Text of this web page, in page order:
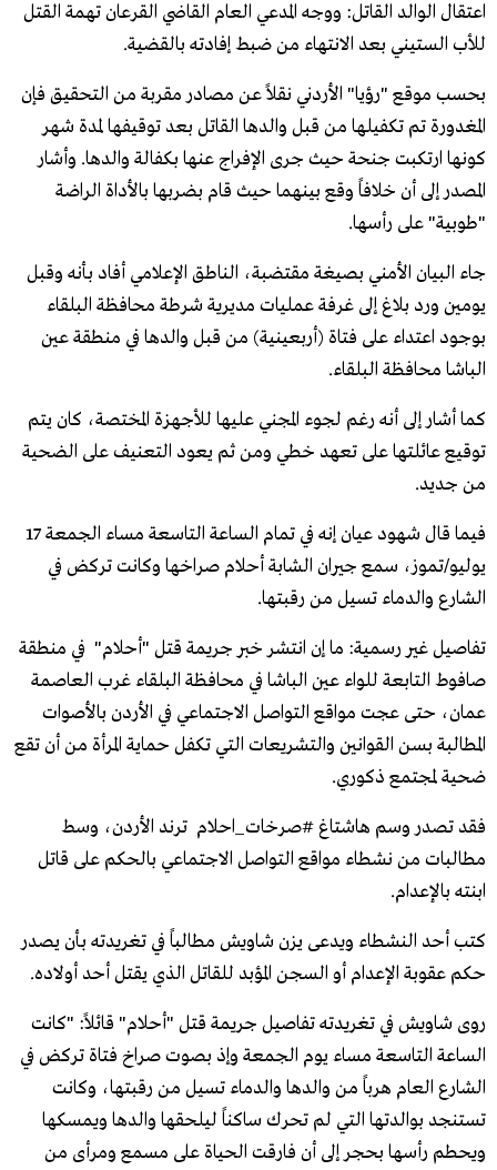
اعتقال الوالد القاتل: ووجه المدعي العام القاضي القرعان تهمة القتل
للأب الستيني بعد الانتهاء من ضبط إفادته بالقضية.
بحسب موقع "رؤيا" الأردني نقلاً عن مصادر مقربة من التحقيق فإن
المغدورة تم تكفيلها من قبل والدها القاتل بعد توقيفها لمدة شهر
كونها ارتكبت جنحة حيث جرى الإفراج عنها بكفالة والدها. وأشار
المصدر إلى أن خلافاً وقع بينهما حيث قام بضربها بالأداة الراضة
"طوبية" على رأسها.
جاء البيان الأمني بصيغة مقتضبة، الناطق الإعلامي أفاد بأنه وقبل
يومين ورد بلاغ إلى غرفة عمليات مديرية شرطة محافظة البلقاء
بوجود اعتداء على فتاة (أربعينية) من قبل والدها في منطقة عين
الباشا محافظة البلقاء.
كما أشار إلى أنه رغم لجوء المجني عليها للأجهزة المختصة، كان يتم
توقيع عائلتها على تعهد خطي ومن ثم يعود التعنيف على الضحية
من جديد.
فيما قال شهود عيان إنه في تمام الساعة التاسعة مساء الجمعة 17
يوليو/تموز، سمع جيران الشابة أحلام صراخها وكانت تركض في
الشارع والدماء تسيل من رقبتها.
تفاصيل غير رسمية: ما إن انتشر خبر جريمة قتل "أحلام" في منطقة
صافوط التابعة للواء عين الباشا في محافظة البلقاء غرب العاصمة
عمان، حتى عجت مواقع التواصل الاجتماعي في الأردن بالأصوات
المطالبة بسن القوانين والتشريعات التي تكفل حماية المرأة من أن تقع
ضحية لمجتمع ذكوري.
فقد تصدر وسم هاشتاغ #صرخات_احلام ترند الأردن، وسط
مطالبات من نشطاء مواقع التواصل الاجتماعي بالحكم على قاتل
ابنته بالإعدام.
كتب أحد النشطاء ويدعى يزن شاويش مطالباً في تغريدته بأن يصدر
حكم عقوبة الإعدام أو السجن المؤبد للقاتل الذي يقتل أحد أولاده.
روى شاويش في تغريدته تفاصيل جريمة قتل "أحلام" قائلاً: "كانت
الساعة التاسعة مساء يوم الجمعة وإذ بصوت صراخ فتاة تركض في
الشارع العام هرباً من والدها والدماء تسيل من رقبتها، وكانت
تستنجد بوالدتها التي لم تحرك ساكناً ليلحقها والدها ويمسكها
ويحطم رأسها بحجر إلى أن فارقت الحياة على مسمع ومرأى من